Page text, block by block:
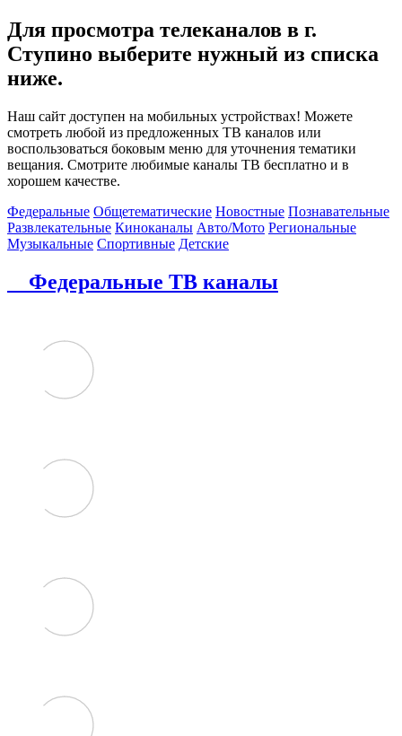
Для просмотра телеканалов в г.
Ступино выберите нужный из списка
ниже.
Наш сайт доступен на мобильных устройствах! Можете
смотреть любой из предложенных ТВ каналов или
воспользоваться боковым меню для уточнения тематики
вещания. Смотрите любимые каналы ТВ бесплатно и в
хорошем качестве.
Федеральные Общетематические Новостные Познавательные
Развлекательные Киноканалы Авто/Мото Региональные
Музыкальные Спортивные Детские
Федеральные ТВ каналы